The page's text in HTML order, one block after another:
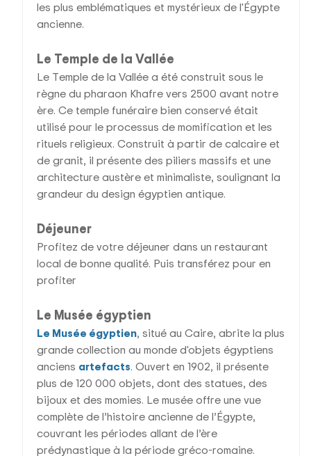
les plus emblématiques et mystérieux de l'Égypte
ancienne.
Le Temple de la Vallée
Le Temple de la Vallée a été construit sous le
règne du pharaon Khafre vers 2500 avant notre
ère. Ce temple funéraire bien conservé était
utilisé pour le processus de momification et les
rituels religieux. Construit à partir de calcaire et
de granit, il présente des piliers massifs et une
architecture austère et minimaliste, soulignant la
grandeur du design égyptien antique.
Déjeuner
Profitez de votre déjeuner dans un restaurant
local de bonne qualité. Puis transférez pour en
profiter
Le Musée égyptien
Le Musée égyptien, situé au Caire, abrite la plus
grande collection au monde d'objets égyptiens
anciens artefacts. Ouvert en 1902, il présente
plus de 120 000 objets, dont des statues, des
bijoux et des momies. Le musée offre une vue
complète de l’histoire ancienne de l’Égypte,
couvrant les périodes allant de l’ère
prédynastique à la période gréco-romaine.